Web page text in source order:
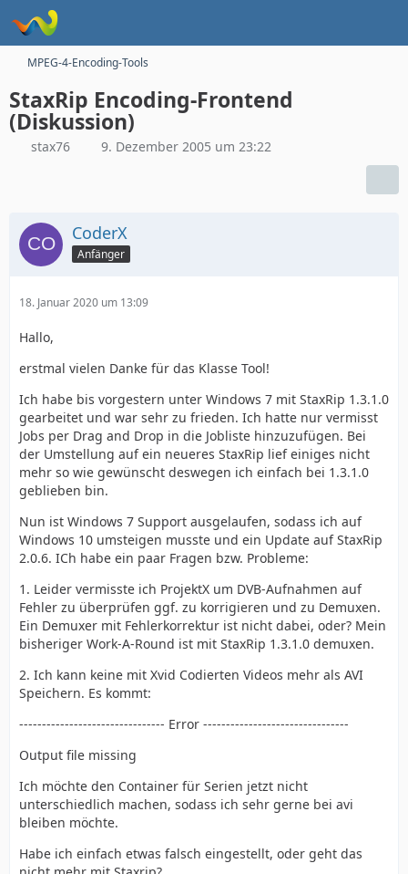
MPEG-4-Encoding-Tools
StaxRip Encoding-Frontend
(Diskussion)
stax76 9. Dezember 2005 um 23:22
CoderX
Anfänger
18. Januar 2020 um 13:09
Hallo,
erstmal vielen Danke für das Klasse Tool!
Ich habe bis vorgestern unter Windows 7 mit StaxRip 1.3.1.0
gearbeitet und war sehr zu frieden. Ich hatte nur vermisst
Jobs per Drag and Drop in die Jobliste hinzuzufügen. Bei
der Umstellung auf ein neueres StaxRip lief einiges nicht
mehr so wie gewünscht deswegen ich einfach bei 1.3.1.0
geblieben bin.
Nun ist Windows 7 Support ausgelaufen, sodass ich auf
Windows 10 umsteigen musste und ein Update auf StaxRip
2.0.6. ICh habe ein paar Fragen bzw. Probleme:
1. Leider vermisste ich ProjektX um DVB-Aufnahmen auf
Fehler zu überprüfen ggf. zu korrigieren und zu Demuxen.
Ein Demuxer mit Fehlerkorrektur ist nicht dabei, oder? Mein
bisheriger Work-A-Round ist mit StaxRip 1.3.1.0 demuxen.
2. Ich kann keine mit Xvid Codierten Videos mehr als AVI
Speichern. Es kommt:
-------------------------------- Error --------------------------------
Output file missing
Ich möchte den Container für Serien jetzt nicht
unterschiedlich machen, sodass ich sehr gerne bei avi
bleiben möchte.
Habe ich einfach etwas falsch eingestellt, oder geht das